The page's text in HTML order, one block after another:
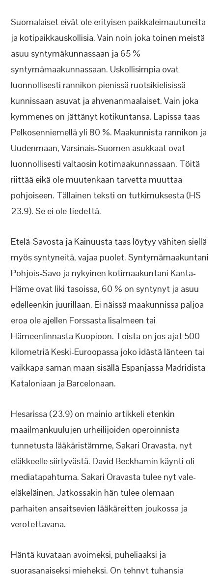
Suomalaiset eivät ole erityisen paikkaleimautuneita
ja kotipaikkauskollisia. Vain noin joka toinen meistä
asuu syntymäkunnassaan ja 65 %
syntymämaakunnassaan. Uskollisimpia ovat
luonnollisesti rannikon pienissä ruotsikielisissä
kunnissaan asuvat ja ahvenanmaalaiset. Vain joka
kymmenes on jättänyt kotikuntansa. Lapissa taas
Pelkosenniemellä yli 80 %. Maakunnista rannikon ja
Uudenmaan, Varsinais-Suomen asukkaat ovat
luonnollisesti valtaosin kotimaakunnassaan. Töitä
riittää eikä ole muutenkaan tarvetta muuttaa
pohjoiseen. Tällainen teksti on tutkimuksesta (HS
23.9). Se ei ole tiedettä.
Etelä-Savosta ja Kainuusta taas löytyy vähiten siellä
myös syntyneitä, vajaa puolet. Syntymämaakuntani
Pohjois-Savo ja nykyinen kotimaakuntani Kanta-
Häme ovat liki tasoissa, 60 % on syntynyt ja asuu
edelleenkin juurillaan. Ei näissä maakunnissa paljoa
eroa ole ajellen Forssasta Iisalmeen tai
Hämeenlinnasta Kuopioon. Toista on jos ajat 500
kilometriä Keski-Euroopassa joko idästä länteen tai
vaikkapa saman maan sisällä Espanjassa Madridista
Kataloniaan ja Barcelonaan.
Hesarissa (23.9) on mainio artikkeli etenkin
maailmankuulujen urheilijoiden operoinnista
tunnetusta lääkäristämme, Sakari Oravasta, nyt
eläkkeelle siirtyvästä. David Beckhamin käynti oli
mediatapahtuma. Sakari Oravasta tulee nyt vale-
eläkeläinen. Jatkossakin hän tulee olemaan
parhaiten ansaitsevien lääkäreitten joukossa ja
verotettavana.
Häntä kuvataan avoimeksi, puheliaaksi ja
suorasanaiseksi mieheksi. On tehnyt tuhansia